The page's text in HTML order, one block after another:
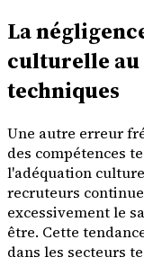
La
culturelle au
techniques
Une autre erreur
des compétences
l'adéquation
recruteurs
excessivement le
être. Cette
dans les secteurs